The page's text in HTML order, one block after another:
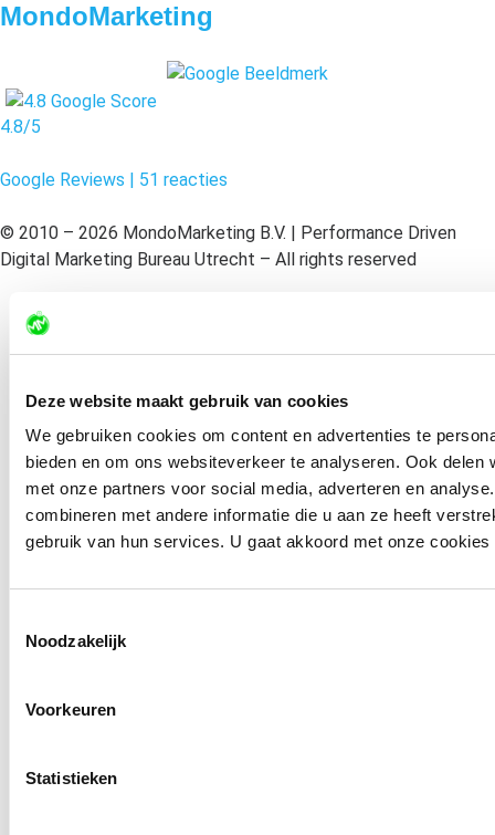
Deze website maakt gebruik van cookies
We gebruiken cookies om content en advertenties te
bieden en om ons websiteverkeer te analyseren. Ook
met onze partners voor social media, adverteren en
combineren met andere informatie die u aan ze heeft
gebruik van hun services. U gaat akkoord met onze
Noodzakelijk
Voorkeuren
Statistieken
MondoMarketing
4.8/5
Google Reviews | 51 reacties
© 2010 – 2026 MondoMarketing B.V. | Performance Driven
Digital Marketing Bureau Utrecht – All rights reserved
Disclaimer
Algemene voorwaarden
Privacy Statement
Sitemap
Werkwijze
Over ons